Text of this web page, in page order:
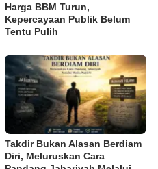
Harga BBM Turun,
Kepercayaan Publik Belum
Tentu Pulih
Takdir Bukan Alasan Berdiam
Diri, Meluruskan Cara